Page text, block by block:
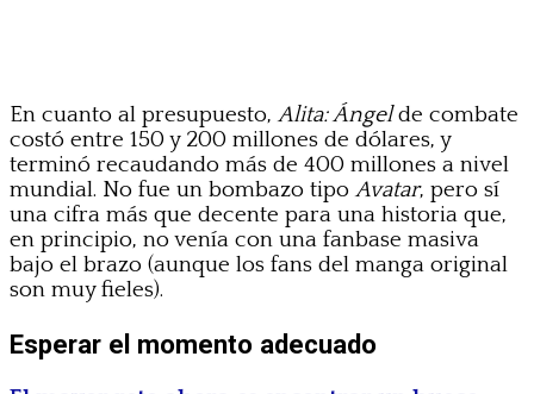
En cuanto al presupuesto,Alita: Ángelde combate
costó entre 150 y 200 millones de dólares, y
terminó recaudando más de 400 millones a nivel
mundial. No fue un bombazo tipoAvatar, pero sí
una cifra más que decente para una historia que,
en principio, no venía con una fanbase masiva
bajo el brazo (aunque los fans del manga original
son muy fieles).
Esperar el momento adecuado